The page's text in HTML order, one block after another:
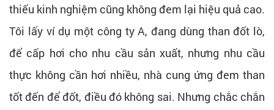
thiếu kinh nghiệm cũng không đem lại hiệu quả cao.
Tôi lấy ví dụ một công ty A, đang dùng than đốt lò,
để cấp hơi cho nhu cầu sản xuất, nhưng nhu cầu
thực không cần hơi nhiều, nhà cung ứng đem than
tốt đến để đốt, điều đó không sai. Nhưng chắc chắn